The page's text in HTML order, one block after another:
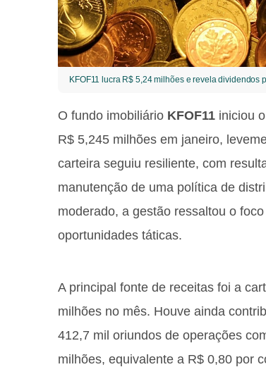
KFOF11 lucra R$ 5,24 milhões e revela dividendos
O fundo imobiliário KFOF11 iniciou
R$ 5,245 milhões em janeiro,
carteira seguiu resiliente, com
manutenção de uma política de
moderado, a gestão ressaltou o
oportunidades táticas.
A principal fonte de receitas foi a
milhões no mês. Houve ainda
412,7 mil oriundos de operações
milhões, equivalente a R$ 0,80 por